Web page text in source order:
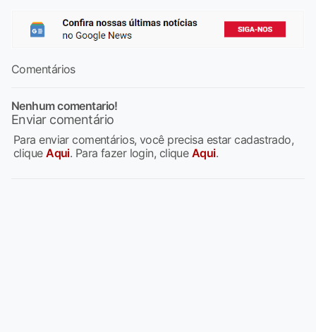
Comentários
Nenhum comentario!
Enviar comentário
Para enviar comentários, você precisa estar cadastrado,
cliqueAqui. Para fazer login, clique Aqui.